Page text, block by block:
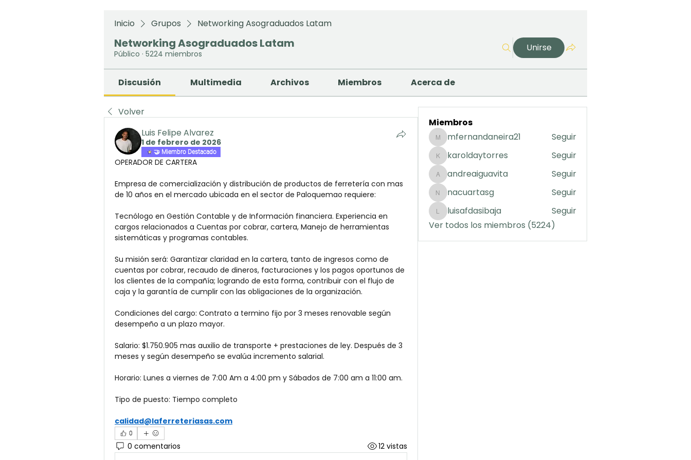
Inicio Grupos Networking Asograduados Latam
Networking Asograduados Latam
Público · 5224 miembros
Unirse
Discusión Multimedia Archivos Miembros Acerca de
Volver
Luis Felipe Alvarez
1 de febrero de 2026
🤝 Miembro Destacado
OPERADOR DE CARTERA
Empresa de comercialización y distribución de productos de ferretería con mas
de 10 años en el mercado ubicada en el sector de Paloquemao requiere:
Tecnólogo en Gestión Contable y de Información financiera. Experiencia en
cargos relacionados a Cuentas por cobrar, cartera, Manejo de herramientas
sistemáticas y programas contables.
Su misión será: Garantizar claridad en la cartera, tanto de ingresos como de
cuentas por cobrar, recaudo de dineros, facturaciones y los pagos oportunos de
los clientes de la compañía; logrando de esta forma, contribuir con el flujo de
caja y la garantía de cumplir con las obligaciones de la organización.
Condiciones del cargo: Contrato a termino fijo por 3 meses renovable según
desempeño a un plazo mayor.
Salario: $1.750.905 mas auxilio de transporte + prestaciones de ley. Después de 3
meses y según desempeño se evalúa incremento salarial.
Horario: Lunes a viernes de 7:00 Am a 4:00 pm y Sábados de 7:00 am a 11:00 am.
Tipo de puesto: Tiempo completo
calidad@laferreteriasas.com
0
0 comentarios 12 vistas
Miembros
mfernandaneira21
mfernandaneira21 Seguir
karoldaytorres
karoldaytorres Seguir
andreaiguavita
andreaiguavita Seguir
nacuartasg
nacuartasg Seguir
luisafdasibaja
luisafdasibaja
Seguir
Ver todos los miembros (5224)